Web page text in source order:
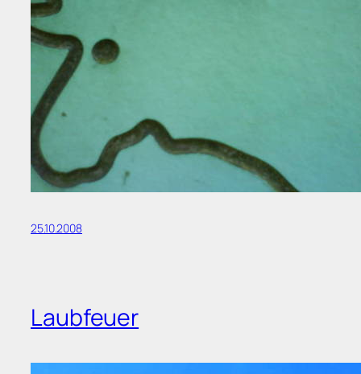
25.10.2008
Laubfeuer